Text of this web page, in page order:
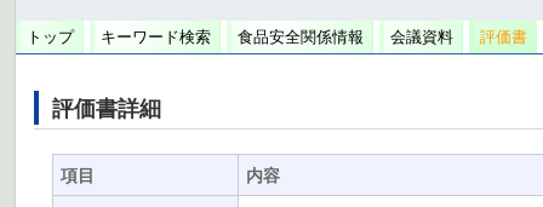
トップ キーワード検索 食品安全関係情報 会議資料 評価書
評価書詳細
項目 内容